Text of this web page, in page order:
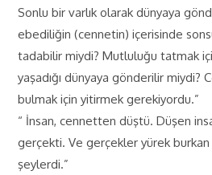
Sonlu bir varlık olarak dünyaya
ebediliğin (cennetin) içerisinde
tadabilir miydi? Mutluluğu tatmak
yaşadığı dünyaya gönderilir miydi?
bulmak için yitirmek gerekiyordu.”
“ İnsan, cennetten düştü. Düşen
gerçekti. Ve gerçekler yürek burkan
şeylerdi.”